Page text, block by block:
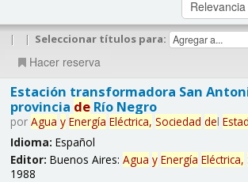
| | Seleccionar títulos para:
Hacer reserva
Estación transformadora San
provincia deRío Negro
por Agua y Energía Eléctrica, Sociedad del
Idioma: Español
Editor: Buenos Aires: Agua y Energía Eléctrica,
1988